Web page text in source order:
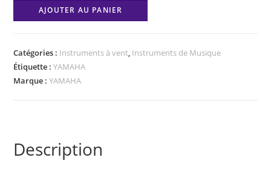
quantité
de
100
AJOUTER AU PANIER
Catégories : Instruments à vent, Instruments de Musique
Étiquette :YAMAHA
Marque :YAMAHA
Description